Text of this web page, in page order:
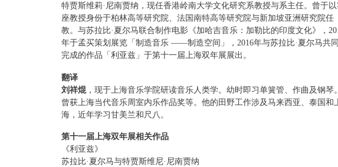
特贾斯维莉·尼南贾纳，现任香港岭南大学文化研究系教授与系主任。曾于以
座教授身份于柏林高等研究院、法国南特高等研究院与新加坡亚洲研究院任
教。与苏拉比·夏尔马联合制作电影《加哈吉音乐：加勒比的印度文化》，
年于孟买策划展览「制造音乐 ——制造空间」，2016年与苏拉比·夏尔马共同
完成的作品「利亚兹」于第十一届上海双年展展出。
翻译
刘祥焜 ，现于上海音乐学院研读音乐人类学。幼时即习单簧管、作曲及钢琴。
曾获上海当代音乐周室内乐作品奖等。他的田野工作涉及马来西亚、泰国和
海，近年学习甘美兰和尺八。
第十一届上海双年展相关作品
《利亚兹》
苏拉比·夏尔马与特贾斯维尼·尼南贾纳